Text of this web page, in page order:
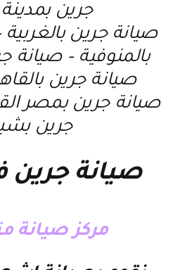
جرين
صيانة جرين
بالمنوفية – صيانة
صيانة جرين
صيانة جرين بمصر
جرين
صيانة
مركز صيانة